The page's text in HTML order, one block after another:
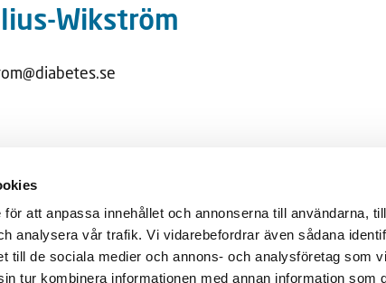
att anpassa innehållet och annonserna till användarna,
analysera vår trafik. Vi vidarebefordrar även sådana
till de sociala medier och annons- och analysföretag som vi
tur kombinera informationen med annan information som
Wikström
Genvägar
Våra föreningar